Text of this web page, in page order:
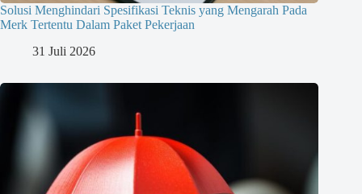
Solusi Menghindari Spesifikasi Teknis yang Mengarah Pada
Merk Tertentu Dalam Paket Pekerjaan
31 Juli 2026